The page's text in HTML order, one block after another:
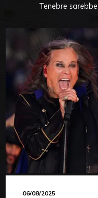
Tenebre
06/08/2025